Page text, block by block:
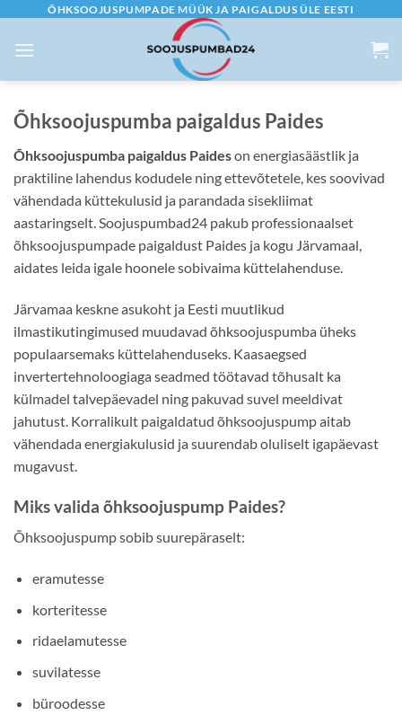
content
ÕHKSOOJUSPUMPADE MÜÜK JA PAIGALDUS ÜLE EESTI
Õhksoojuspumba paigaldus Paides
Õhksoojuspumba paigaldus Paideson energiasäästlik ja
praktiline lahendus kodudele ning ettevõtetele, kes soovivad
vähendada küttekulusid ja parandada sisekliimat
aastaringselt. Soojuspumbad24 pakub professionaalset
õhksoojuspumpade paigaldust Paides ja kogu Järvamaal,
aidates leida igale hoonele sobivaima küttelahenduse.
Järvamaa keskne asukoht ja Eesti muutlikud
ilmastikutingimused muudavad õhksoojuspumba üheks
populaarsemaks küttelahenduseks. Kaasaegsed
invertertehnoloogiaga seadmed töötavad tõhusalt ka
külmadel talvepäevadel ning pakuvad suvel meeldivat
jahutust. Korralikult paigaldatud õhksoojuspump aitab
vähendada energiakulusid ja suurendab oluliselt igapäevast
mugavust.
Miks valida õhksoojuspump Paides?
Õhksoojuspump sobib suurepäraselt:
eramutesse
korteritesse
ridaelamutesse
suvilatesse
büroodesse